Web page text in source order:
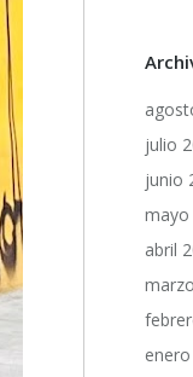
julio
junio
mayo
abril